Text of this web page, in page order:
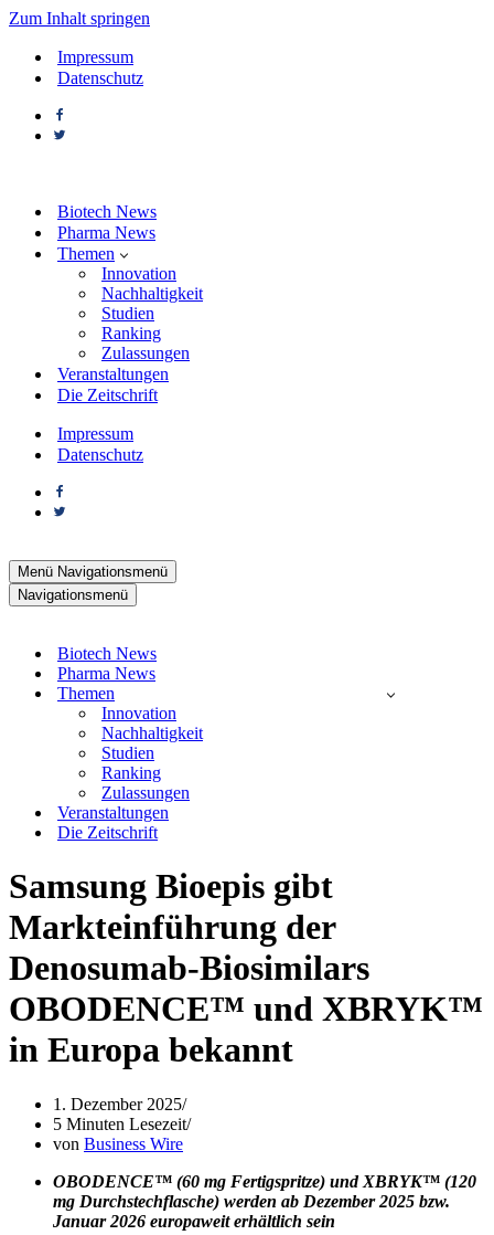
Zum Inhalt springen
Impressum
Datenschutz
Biotech News
Pharma News
Themen
Innovation
Nachhaltigkeit
Studien
Ranking
Zulassungen
Veranstaltungen
Die Zeitschrift
Impressum
Datenschutz
Menü Navigationsmenü
Navigationsmenü
Biotech News
Pharma News
Themen
Innovation
Nachhaltigkeit
Studien
Ranking
Zulassungen
Veranstaltungen
Die Zeitschrift
Samsung Bioepis gibt
Markteinführung der
Denosumab-Biosimilars
OBODENCE™ und XBRYK™
in Europa bekannt
1. Dezember 2025
5 Minuten Lesezeit
von Business Wire
OBODENCE™ (60 mg Fertigspritze) und XBRYK™ (120
mg Durchstechflasche) werden ab Dezember 2025 bzw.
Januar 2026 europaweit erhältlich sein